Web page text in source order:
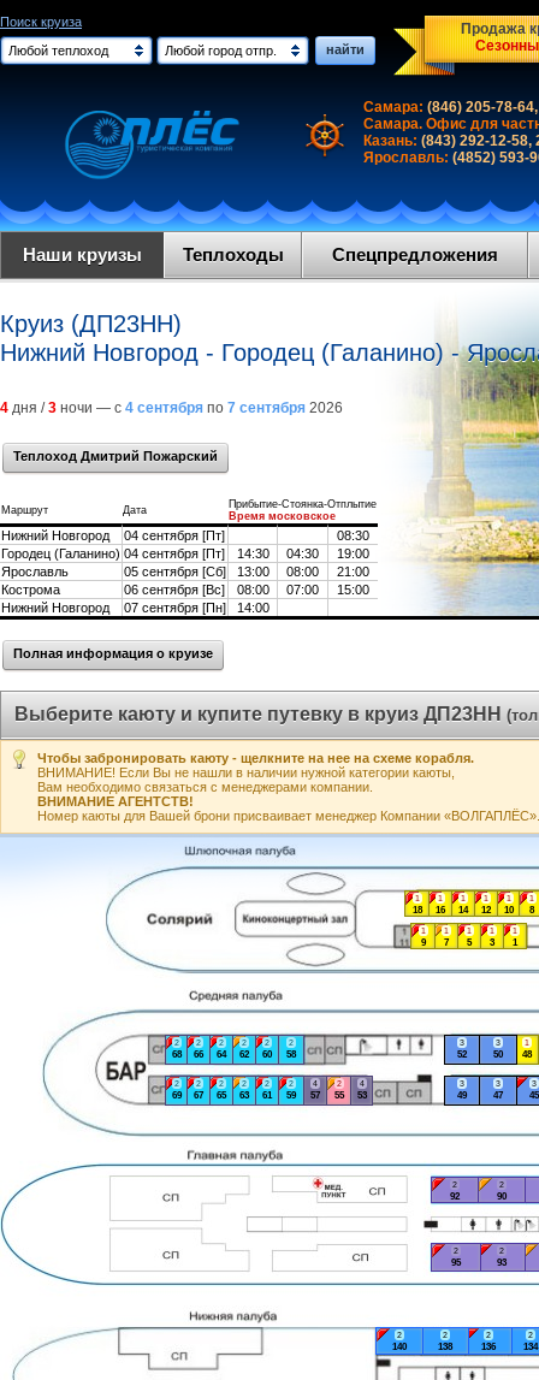
Поиск круиза
Любой теплоход
Любой город отпр. найти
Продажа
Самара: (846) 205-78-
Самара. Офис для
Казань: (843) 292-12-58,
Ярославль: (4852) 593-
Наши круизы Теплоходы Спецпредложения
Круиз (ДП23НН)
Нижний Новгород - Городец (Галанино) -
4 дня /3 ночи — с 4 сентября по 7 сентября 2026
Теплоход Дмитрий Пожарский
Маршрут Дата
Прибытие-Стоянка-Отплытие
Время московское
Нижний Новгород 04 сентября [Пт]
08:30
Городец (Галанино) 04 сентября [Пт] 14:30 04:30
19:00
Ярославль
05 сентября [Сб] 13:00 08:00
21:00
Кострома
06 сентября [Вс] 08:00 07:00
15:00
Нижний Новгород
07 сентября [Пн] 14:00
Полная информация о круизе
Выберите каюту и купите путевку в круиз ДП23НН
Чтобы забронировать каюту - щелкните на нее на схеме корабля.
ВНИМАНИЕ! Если Вы не нашли в наличии нужной категории каюты,
Вам необходимо связаться с менеджерами компании.
ВНИМАНИЕ АГЕНТСТВ!
Номер каюты для Вашей брони присваивает менеджер Компании «ВОЛГАПЛЁС».
1
1
1
10
1
12
2
134
2
136
2
138
1
14
2
140
1
16
1
18
1
3
3
45
3
47
1
48
3
49
1
5
3
50
3
52
4
53
2
55
4
57
2
58
2
59
2
60
2
61
2
62
2
63
2
64
2
65
2
66
2
67
2
68
2
69
1
7
1
8
1
9
2
90
2
92
2
93
2
95